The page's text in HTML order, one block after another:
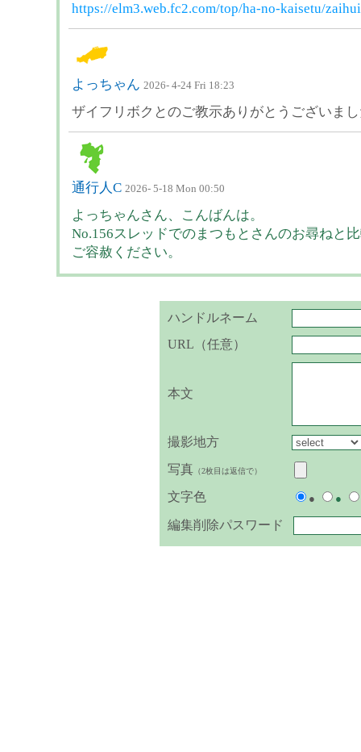
https://elm3.web.fc2.com/top/ha-no-kaisetu/
よっちゃん 2026- 4-24 Fri 18:23
ザイフリボクとのご教示ありがとうございま
通行人C 2026- 5-18 Mon 00:50
よっちゃんさん、こんばんは。
No.156スレッドでのまつもとさんのお尋ねと
ご容赦ください。
ハンドルネーム
URL（任意）
本文
撮影地方
写真（2枚目は返信で）
文字色 ● ●
編集削除パスワード